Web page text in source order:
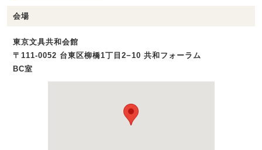
会場
東京文具共和会館
〒111-0052 台東区柳橋1丁目2−10 共和フォーラム
BC室